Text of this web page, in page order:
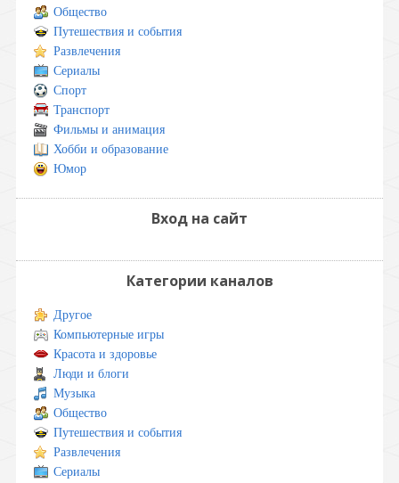
Общество
Путешествия и события
Развлечения
Сериалы
Спорт
Транспорт
Фильмы и анимация
Хобби и образование
Юмор
Вход на сайт
Категории каналов
Другое
Компьютерные игры
Красота и здоровье
Люди и блоги
Музыка
Общество
Путешествия и события
Развлечения
Сериалы